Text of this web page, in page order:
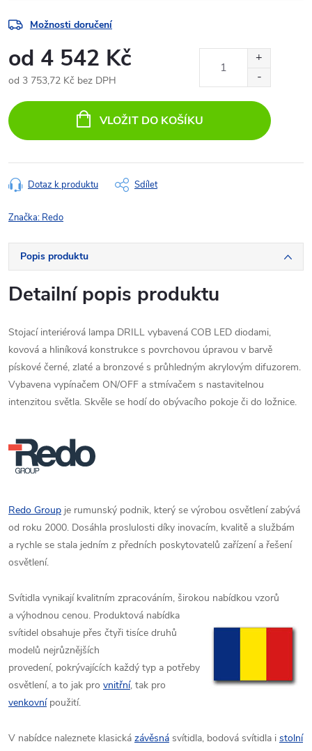
Možnosti doručení
od 4 542 Kč
od 3 753,72 Kč bez DPH
cena:
VLOŽIT DO KOŠÍKU
Dotaz k produktu Sdílet
Značka: Redo
Popis produktu
Detailní popis produktu
Stojací interiérová lampa DRILL vybavená COB LED diodami,
kovová a hliníková konstrukce s povrchovou úpravou v barvě
pískové černé, zlaté a bronzové s průhledným akrylovým difuzorem.
Vybavena vypínačem ON/OFF a stmívačem s nastavitelnou
intenzitou světla. Skvěle se hodí do obývacího pokoje či do ložnice.
Redo Group je rumunský podnik, který se výrobou osvětlení zabývá
od roku 2000. Dosáhla proslulosti díky inovacím, kvalitě a službám
a rychle se stala jedním z předních poskytovatelů zařízení a řešení
osvětlení.
Svítidla vynikají kvalitním zpracováním, širokou nabídkou vzorů
a výhodnou cenou. Produktová nabídka
svítidel obsahuje přes čtyři tisíce druhů
modelů nejrůznějších
provedení, pokrývajících každý typ a potřeby
osvětlení, a to jak pro vnitřní, tak pro
venkovnípoužití.
V nabídce naleznete klasická závěsná svítidla, bodová svítidla i stolní